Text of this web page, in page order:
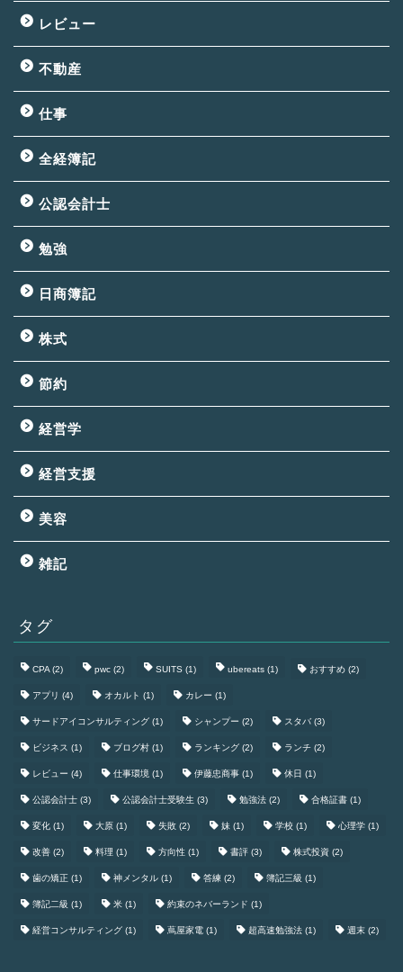
レビュー
不動産
仕事
全経簿記
公認会計士
勉強
日商簿記
株式
節約
経営学
経営支援
美容
雑記
タグ
CPA (2) pwc (2) SUITS (1) ubereats (1) おすすめ (2)
アプリ (4) オカルト (1) カレー (1)
サードアイコンサルティング (1) シャンプー (2) スタバ (3)
ビジネス (1) ブログ村 (1) ランキング (2) ランチ (2)
レビュー (4) 仕事環境 (1) 伊藤忠商事 (1) 休日 (1)
公認会計士 (3) 公認会計士受験生 (3) 勉強法 (2) 合格証書 (1)
変化 (1) 大原 (1) 失敗 (2) 妹 (1) 学校 (1) 心理学 (1)
改善 (2) 料理 (1) 方向性 (1) 書評 (3) 株式投資 (2)
歯の矯正 (1) 神メンタル (1) 答練 (2) 簿記三級 (1)
簿記二級 (1) 米 (1) 約束のネバーランド (1)
経営コンサルティング (1) 蔦屋家電 (1) 超高速勉強法 (1) 週末 (2)